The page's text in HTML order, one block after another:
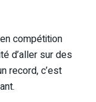
compétition
d’aller sur des
record, c’est